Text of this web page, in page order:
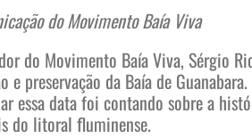
do Movimento Baía Viva
do Movimento Baía Viva, Sérgio
e preservação da Baía de
essa data foi contando sobre a
do litoral fluminense.